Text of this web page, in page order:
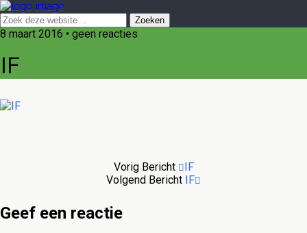
8 maart 2016 • geen reacties
IF
Vorig Bericht
IF
Volgend Bericht IF
Geef een reactie